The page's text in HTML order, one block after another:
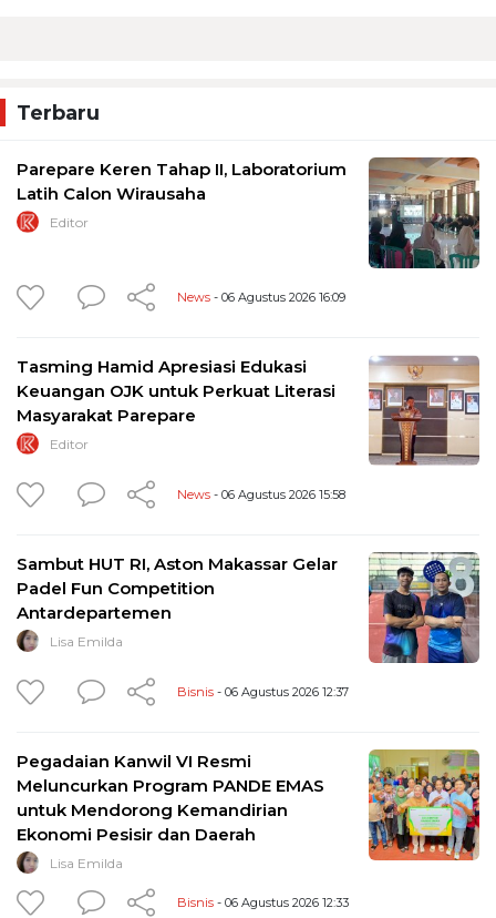
Terbaru
Parepare Keren Tahap II, Laboratorium
Latih Calon Wirausaha
Editor
News - 06 Agustus 2026 16:09
Tasming Hamid Apresiasi Edukasi
Keuangan OJK untuk Perkuat Literasi
Masyarakat Parepare
Editor
News - 06 Agustus 2026 15:58
Sambut HUT RI, Aston Makassar Gelar
Padel Fun Competition
Antardepartemen
Lisa Emilda
Bisnis - 06 Agustus 2026 12:37
Pegadaian Kanwil VI Resmi
Meluncurkan Program PANDE EMAS
untuk Mendorong Kemandirian
Ekonomi Pesisir dan Daerah
Lisa Emilda
Bisnis - 06 Agustus 2026 12:33